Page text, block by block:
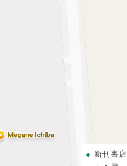
新刊書店